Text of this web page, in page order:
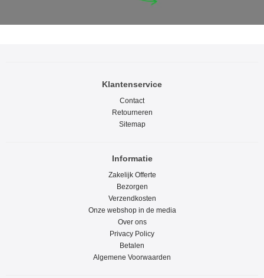
Klantenservice
Contact
Retourneren
Sitemap
Informatie
Zakelijk Offerte
Bezorgen
Verzendkosten
Onze webshop in de media
Over ons
Privacy Policy
Betalen
Algemene Voorwaarden